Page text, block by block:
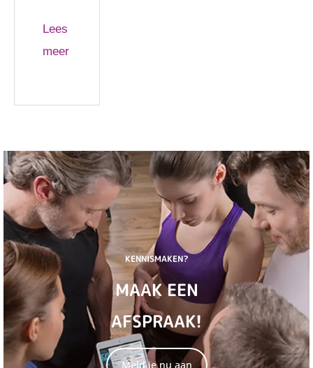
Lees
meer
KENNISMAKEN?
MAAK EEN
AFSPRAAK!
Meld je nu aan